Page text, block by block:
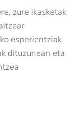
zure ikasketak
esperientziak
dituzunean eta